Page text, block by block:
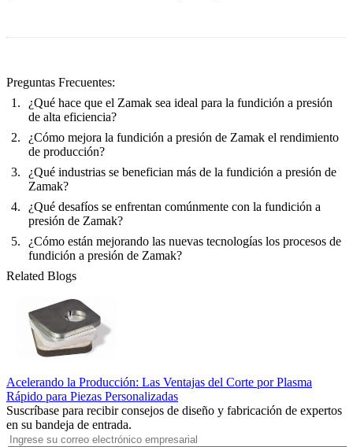
Preguntas Frecuentes:
¿Qué hace que el Zamak sea ideal para la fundición a presión
de alta eficiencia?
¿Cómo mejora la fundición a presión de Zamak el rendimiento
de producción?
¿Qué industrias se benefician más de la fundición a presión de
Zamak?
¿Qué desafíos se enfrentan comúnmente con la fundición a
presión de Zamak?
¿Cómo están mejorando las nuevas tecnologías los procesos de
fundición a presión de Zamak?
Related Blogs
Acelerando la Producción: Las Ventajas del Corte por Plasma
Rápido para Piezas Personalizadas
Suscríbase para recibir consejos de diseño y fabricación de expertos
en su bandeja de entrada.